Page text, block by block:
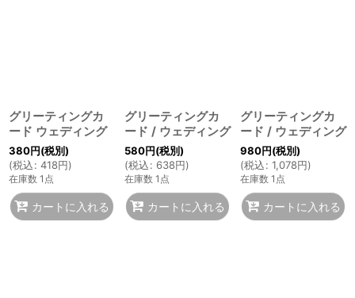
グリーティングカ
ード ウェディング
380円(税別)
(税込: 418円)
在庫数 1点
カートに入れる
グリーティングカ
ード / ウェディング
580円(税別)
(税込: 638円)
在庫数 1点
カートに入れる
グリーティングカ
ード / ウェディング
980円(税別)
(税込: 1,078円)
在庫数 1点
カートに入れる